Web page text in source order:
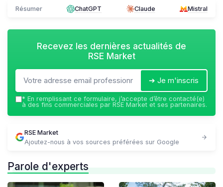
Résumer ChatGPT Claude Mistral
Recevez les dernières actualités de
RSE Market
➔ Je m'inscris
* En remplissant ce formulaire, j’accepte d’être contacté(e)
à des fins commerciales par RSE Market et ses partenaires.
RSE Market
Ajoutez-nous à vos sources préférées sur Google
Parole d'experts